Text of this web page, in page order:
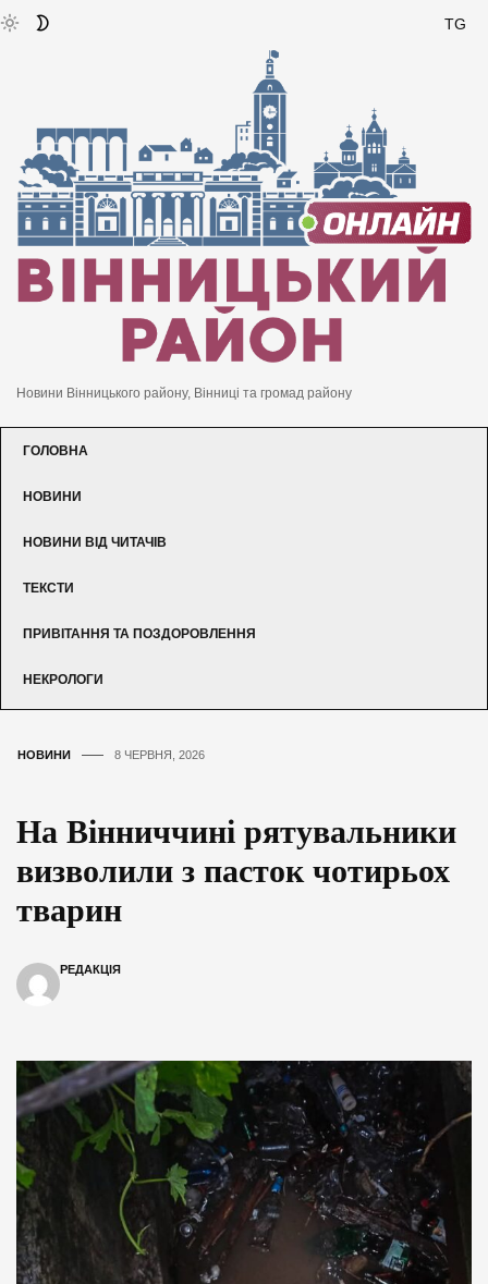
TG
Новини Вінницького району, Вінниці та громад району
ГОЛОВНА
НОВИНИ
НОВИНИ ВІД ЧИТАЧІВ
ТЕКСТИ
ПРИВІТАННЯ ТА ПОЗДОРОВЛЕННЯ
НЕКРОЛОГИ
НОВИНИ 8 ЧЕРВНЯ, 2026
На Вінниччині рятувальники
визволили з пасток чотирьох
тварин
РЕДАКЦІЯ